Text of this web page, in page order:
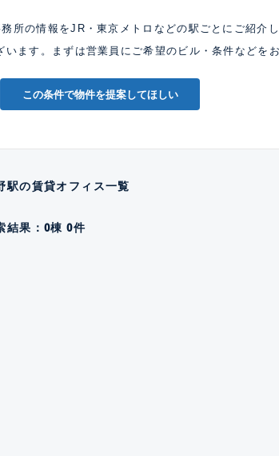
所の情報をJR・東京メトロなどの駅ごとにご紹介
ます。まずは営業員にご希望のビル・条件などを
この条件で物件を提案してほしい
駅の賃貸オフィス一覧
結果： 0棟0件